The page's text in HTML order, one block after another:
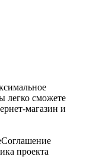
легко сможете
магазин и
Соглашение
проекта